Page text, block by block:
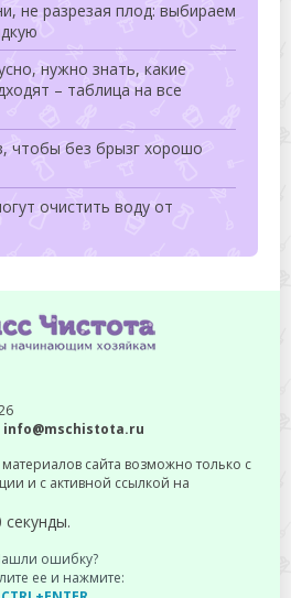
не разрезая плод: выбираем
нужно знать, какие
– таблица на все
чтобы без брызг хорошо
очистить воду от
info@mschistota.ru
сайта возможно только с
и с активной ссылкой на
ошибку?
ее и нажмите: